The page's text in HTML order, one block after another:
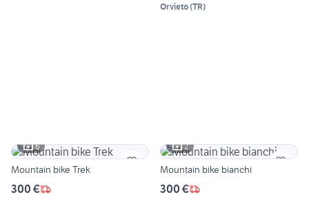
Orvieto(TR)
6
Mountain bike Trek
300 €
2
Mountain bike bianchi
300 €